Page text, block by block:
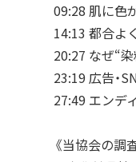
09:28 肌に色
14:13 都合よ
20:27 なぜ“
23:19 広告・
27:49 エンデ
《当協会の調